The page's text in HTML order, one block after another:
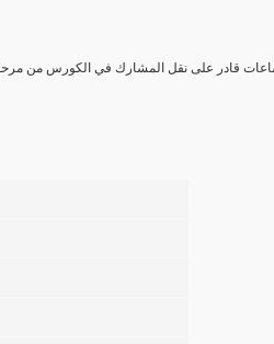
مٌكثف لمدة 3 ساعات قادر على نقل المشارك في